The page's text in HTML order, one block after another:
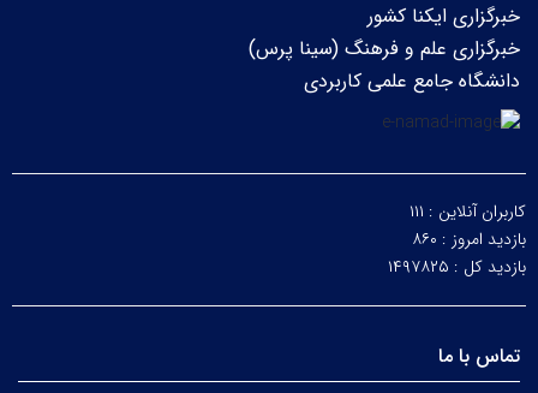
خبرگزاری ایکنا کشور
خبرگزاری علم و فرهنگ (سینا پرس)
دانشگاه جامع علمی کاربردی
کاربران آنلاین : ۱۱۱
بازدید امروز : ۸۶۰
بازدید کل : ۱۴۹۷۸۲۵
تماس با ما